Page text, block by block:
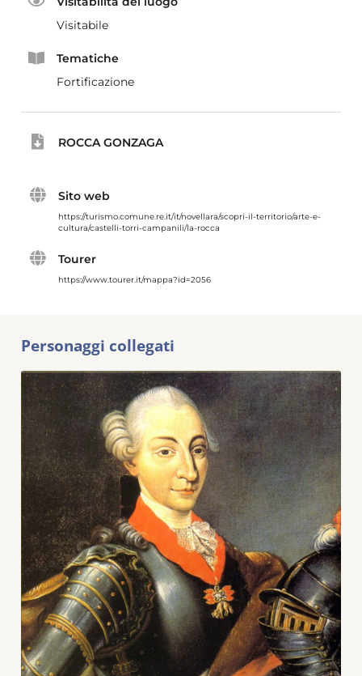
Visitabile
Tematiche
Fortificazione
ROCCA GONZAGA
Sito web
https://turismo.comune.re.it/it/novellara/scopri-il-territorio/arte-e-
cultura/castelli-torri-campanili/la-rocca
Tourer
https://www.tourer.it/mappa?id=2056
Personaggi collegati